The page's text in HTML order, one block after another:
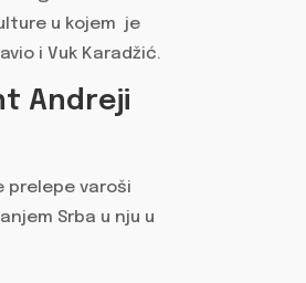
u kojem je
i Vuk Karadžić.
Andreji
prelepe varoši
Srba u nju u